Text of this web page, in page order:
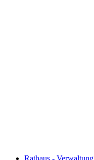
Rathaus - Verwaltung